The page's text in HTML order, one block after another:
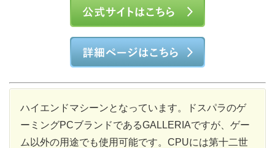
ハイエンドマシーンとなっています。ドスパラのゲ
ーミングPCブランドであるGALLERIAですが、ゲー
ム以外の用途でも使用可能です。CPUには第十二世